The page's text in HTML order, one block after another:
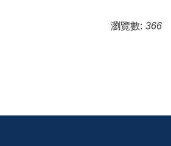
瀏覽數: 366